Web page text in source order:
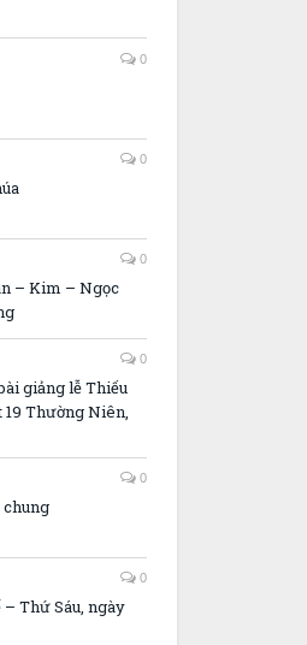
0
0
0
– Kim – Ngọc
0
giảng lễ Thiếu
Thường Niên,
0
0
Thứ Sáu, ngày